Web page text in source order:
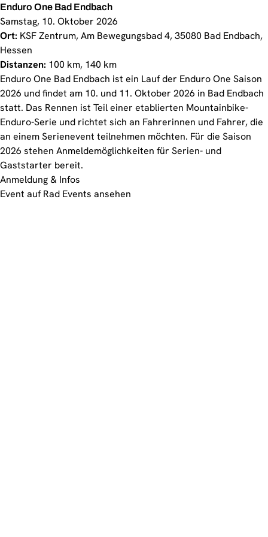
Enduro One Bad Endbach
Samstag, 10. Oktober 2026
Ort: KSF Zentrum, Am Bewegungsbad 4, 35080 Bad Endbach,
Hessen
Distanzen: 100 km, 140 km
Enduro One Bad Endbach ist ein Lauf der Enduro One Saison
2026 und findet am 10. und 11. Oktober 2026 in Bad Endbach
statt. Das Rennen ist Teil einer etablierten Mountainbike-
Enduro-Serie und richtet sich an Fahrerinnen und Fahrer, die
an einem Serienevent teilnehmen möchten. Für die Saison
2026 stehen Anmeldemöglichkeiten für Serien- und
Gaststarter bereit.
Anmeldung & Infos
Event auf Rad Events ansehen